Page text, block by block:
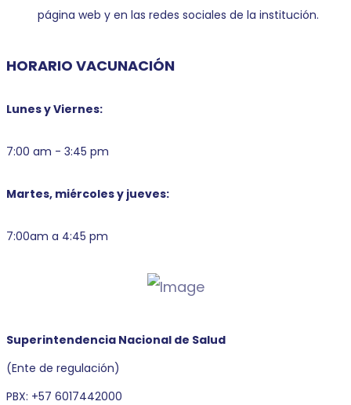
página web y en las redes sociales de la institución.
HORARIO VACUNACIÓN
Lunes y Viernes:
7:00 am - 3:45 pm
Martes, miércoles y jueves:
7:00am a 4:45 pm
Superintendencia Nacional de Salud
(Ente de regulación)
PBX: +57 6017442000